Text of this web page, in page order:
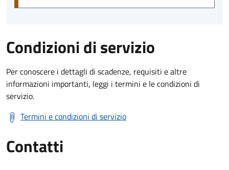
Condizioni di servizio
Per conoscere i dettagli di scadenze, requisiti e altre
informazioni importanti, leggi i termini e le condizioni di
servizio.
Termini e condizioni di servizio
Contatti